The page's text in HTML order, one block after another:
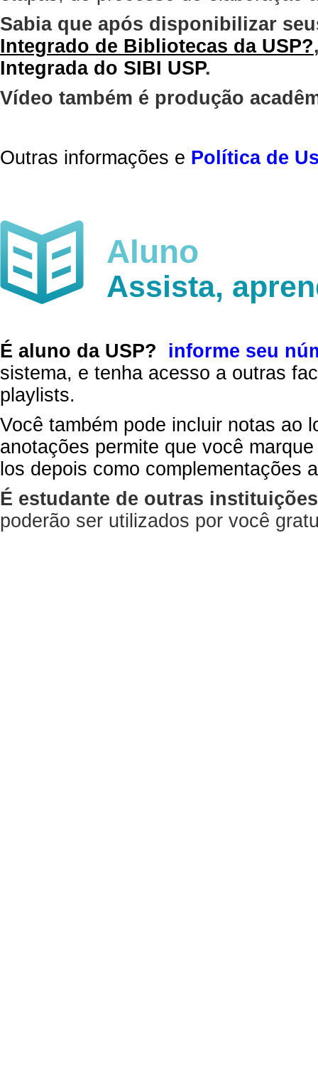
Sabia que após disponibilizar
Integrado de Bibliotecas da USP?
Integrada do SIBI USP.
Vídeo também é produção
Outras informações e Política de
Aluno
Assista,
É aluno da USP?
informe seu
sistema, e tenha acesso a outras
playlists.
Você também pode incluir notas ao
anotações permite que você
los depois como complementações
É estudante de outras
poderão ser utilizados por você